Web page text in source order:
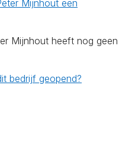
Mijnhout een
Mijnhout heeft nog geen
bedrijf geopend?